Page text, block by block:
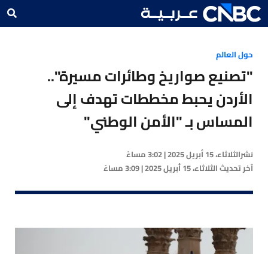
حول العالم
"تصنيع صواريخ وطائرات مسيرة"..
الأردن يحبط مخططات تهدف إلى
المساس بـ "الأمن الوطني"
نشرالثلاثاء، 15 أبريل 2025 | 3:02 مساءً
آخر تحديثالثلاثاء، 15 أبريل 2025 | 3:09 مساءً